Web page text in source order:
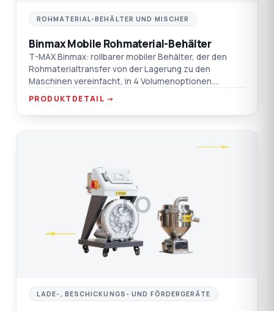
ROHMATERIAL-BEHÄLTER UND MISCHER
Binmax Mobile Rohmaterial-Behälter
T-MAX Binmax: rollbarer mobiler Behälter, der den
Rohmaterialtransfer von der Lagerung zu den
Maschinen vereinfacht, in 4 Volumenoptionen.
Verchromt / Aluminium / AISI 304 SST
PRODUKTDETAIL →
LO
LADE-, BESCHICKUNGS- UND FÖRDERGERÄTE